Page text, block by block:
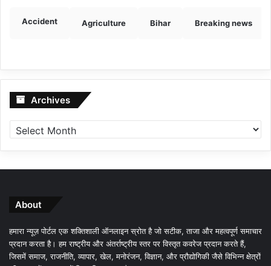
Accident Agriculture Bihar Breaking news
Archives Archives
About
हमारा न्यूज़ पोर्टल एक शक्तिशाली ऑनलाइन स्रोत है जो सटीक, ताजा और महत्वपूर्ण समाचार
प्रदान करता है। हम राष्ट्रीय और अंतर्राष्ट्रीय स्तर पर विस्तृत कवरेज प्रदान करते हैं,
जिसमें समाज, राजनीति, व्यापार, खेल, मनोरंजन, विज्ञान, और प्रौद्योगिकी जैसे विभिन्न क्षेत्रों